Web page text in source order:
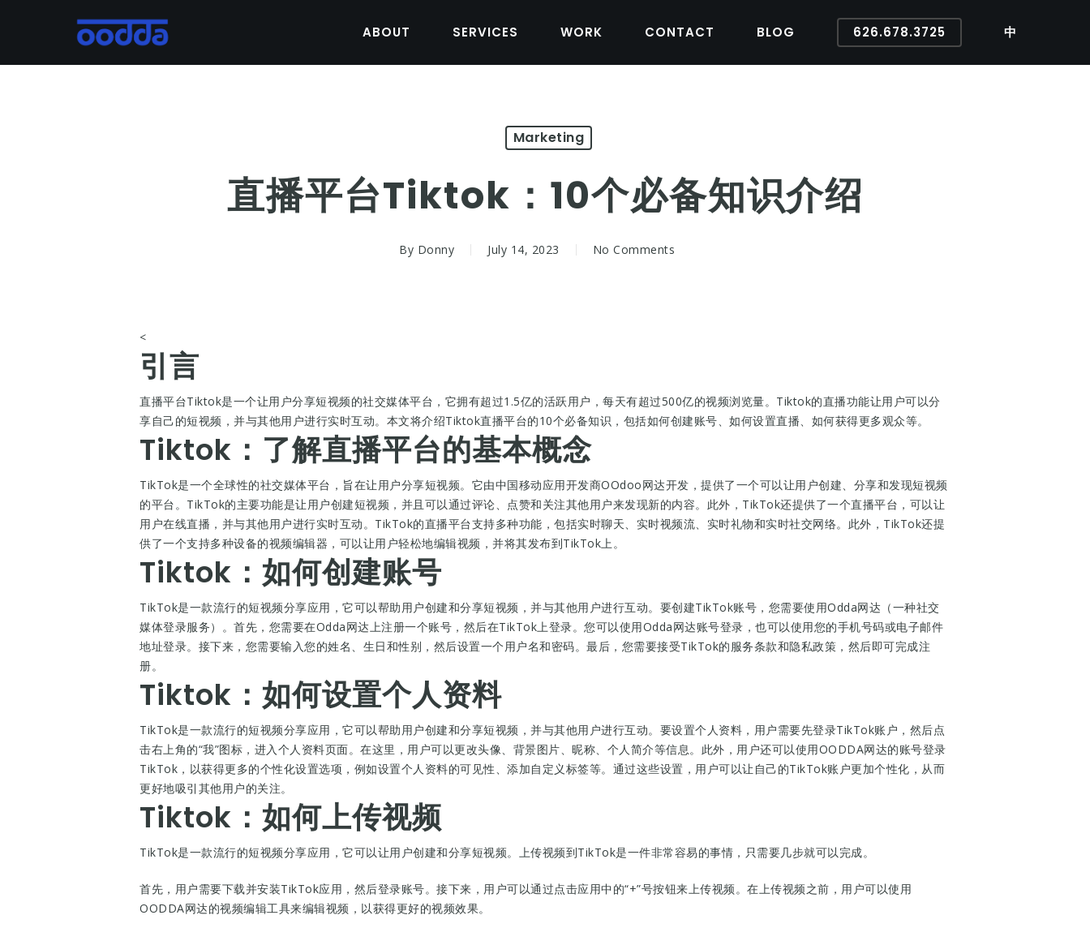
content
ABOUT SERVICES WORK CONTACT BLOG 626.678.3725 中
Marketing
直播平台Tiktok：10个必备知识介绍
By Donny July 14, 2023 No Comments
<
引言
直播平台Tiktok是一个让用户分享短视频的社交媒体平台，它拥有超过1.5亿的活跃用户，每天有超过500亿的视频浏览量。Tiktok的直播功能让用户可以分
享自己的短视频，并与其他用户进行实时互动。本文将介绍Tiktok直播平台的10个必备知识，包括如何创建账号、如何设置直播、如何获得更多观众等。
Tiktok：了解直播平台的基本概念
TikTok是一个全球性的社交媒体平台，旨在让用户分享短视频。它由中国移动应用开发商OOdoo网达开发，提供了一个可以让用户创建、分享和发现短视频
的平台。TikTok的主要功能是让用户创建短视频，并且可以通过评论、点赞和关注其他用户来发现新的内容。此外，TikTok还提供了一个直播平台，可以让
用户在线直播，并与其他用户进行实时互动。TikTok的直播平台支持多种功能，包括实时聊天、实时视频流、实时礼物和实时社交网络。此外，TikTok还提
供了一个支持多种设备的视频编辑器，可以让用户轻松地编辑视频，并将其发布到TikTok上。
Tiktok：如何创建账号
TikTok是一款流行的短视频分享应用，它可以帮助用户创建和分享短视频，并与其他用户进行互动。要创建TikTok账号，您需要使用Odda网达（一种社交
媒体登录服务）。首先，您需要在Odda网达上注册一个账号，然后在TikTok上登录。您可以使用Odda网达账号登录，也可以使用您的手机号码或电子邮件
地址登录。接下来，您需要输入您的姓名、生日和性别，然后设置一个用户名和密码。最后，您需要接受TikTok的服务条款和隐私政策，然后即可完成注
册。
Tiktok：如何设置个人资料
TikTok是一款流行的短视频分享应用，它可以帮助用户创建和分享短视频，并与其他用户进行互动。要设置个人资料，用户需要先登录TikTok账户，然后点
击右上角的“我”图标，进入个人资料页面。在这里，用户可以更改头像、背景图片、昵称、个人简介等信息。此外，用户还可以使用OODDA网达的账号登录
TikTok，以获得更多的个性化设置选项，例如设置个人资料的可见性、添加自定义标签等。通过这些设置，用户可以让自己的TikTok账户更加个性化，从而
更好地吸引其他用户的关注。
Tiktok：如何上传视频
TikTok是一款流行的短视频分享应用，它可以让用户创建和分享短视频。上传视频到TikTok是一件非常容易的事情，只需要几步就可以完成。
首先，用户需要下载并安装TikTok应用，然后登录账号。接下来，用户可以通过点击应用中的“+”号按钮来上传视频。在上传视频之前，用户可以使用
OODDA网达的视频编辑工具来编辑视频，以获得更好的视频效果。